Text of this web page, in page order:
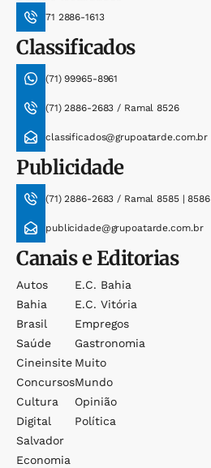
71 2886-1613
Classificados
(71) 99965-8961
(71) 2886-2683 / Ramal 8526
classificados@grupoatarde.com.br
Publicidade
(71) 2886-2683 / Ramal 8585 | 8586
publicidade@grupoatarde.com.br
Canais e Editorias
Autos
Bahia
Brasil
Saúde
Cineinsite
Concursos
Cultura
Digital
Salvador
Economia
E.c. Bahia
E.c. Vitória
Empregos
Gastronomia
Muito
Mundo
Opinião
Política